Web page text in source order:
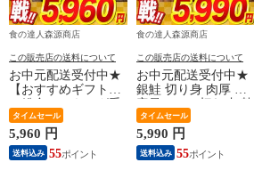
食の達人森源商店
この販売店の送料について
お中元配送受付中★
【おすすめギフト】
＼総合ランキング受
賞の鰻／ うなぎ 鰻
国産 無投薬うなぎ
180g前後×2本 送料無
料 山椒鰻たれ付お取
タイムセール
5,960 円
送料込み 55
食の達人森源商店
この販売店の送料について
お中元配送受付中★
銀鮭 切り身 肉厚 大
容量 2kg 20切れ 加熱
用 さけ 鮭 焼き鮭 チ
リ産 朝食 おかず お
取り寄せグルメ 食品
【最安値挑戦！11980
タイムセール
5,990 円
送料込み 55